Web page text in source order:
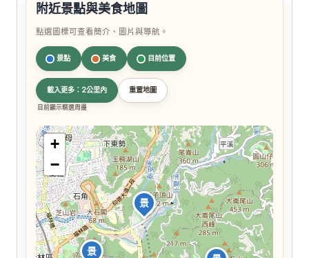
附近景點與美食地圖
點選圖標可查看簡介、圖片與導航。
景點 美食 目前位置
載入更多：2公里內 重置地圖
目前顯示精選周邊
景
景
+
−